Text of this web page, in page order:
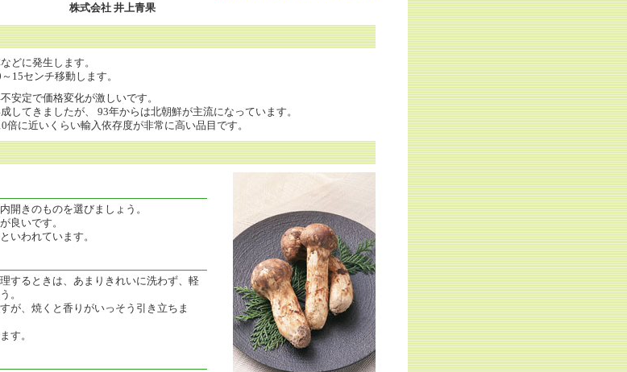
株式会社 井上青果
どに発生します。
15センチ移動します。
安定で価格変化が激しいです。
してきましたが、 93年からは北朝鮮が主流になっています。
に近いくらい輸入依存度が非常に高い品目です。
開きのものを選びましょう。
良いです。
いわれています。
するときは、あまりきれいに洗わず、軽
。
が、焼くと香りがいっそう引き立ちま
す。